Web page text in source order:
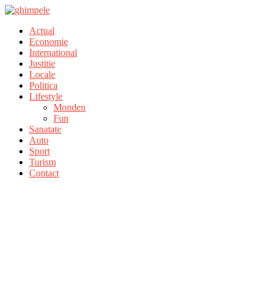
Actual
Economie
International
Justitie
Locale
Politica
Lifestyle
Monden
Fun
Sanatate
Auto
Sport
Turism
Contact